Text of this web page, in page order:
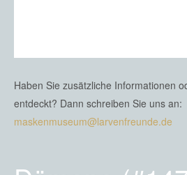
Haben Sie zusätzliche Informationen
entdeckt? Dann schreiben Sie uns an:
maskenmuseum@larvenfreunde.de